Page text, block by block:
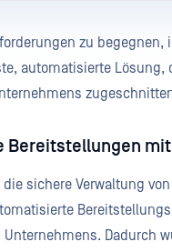
zu begegnen,
automatisierte Lösung,
mit
die sichere Verwaltung
Dadurch